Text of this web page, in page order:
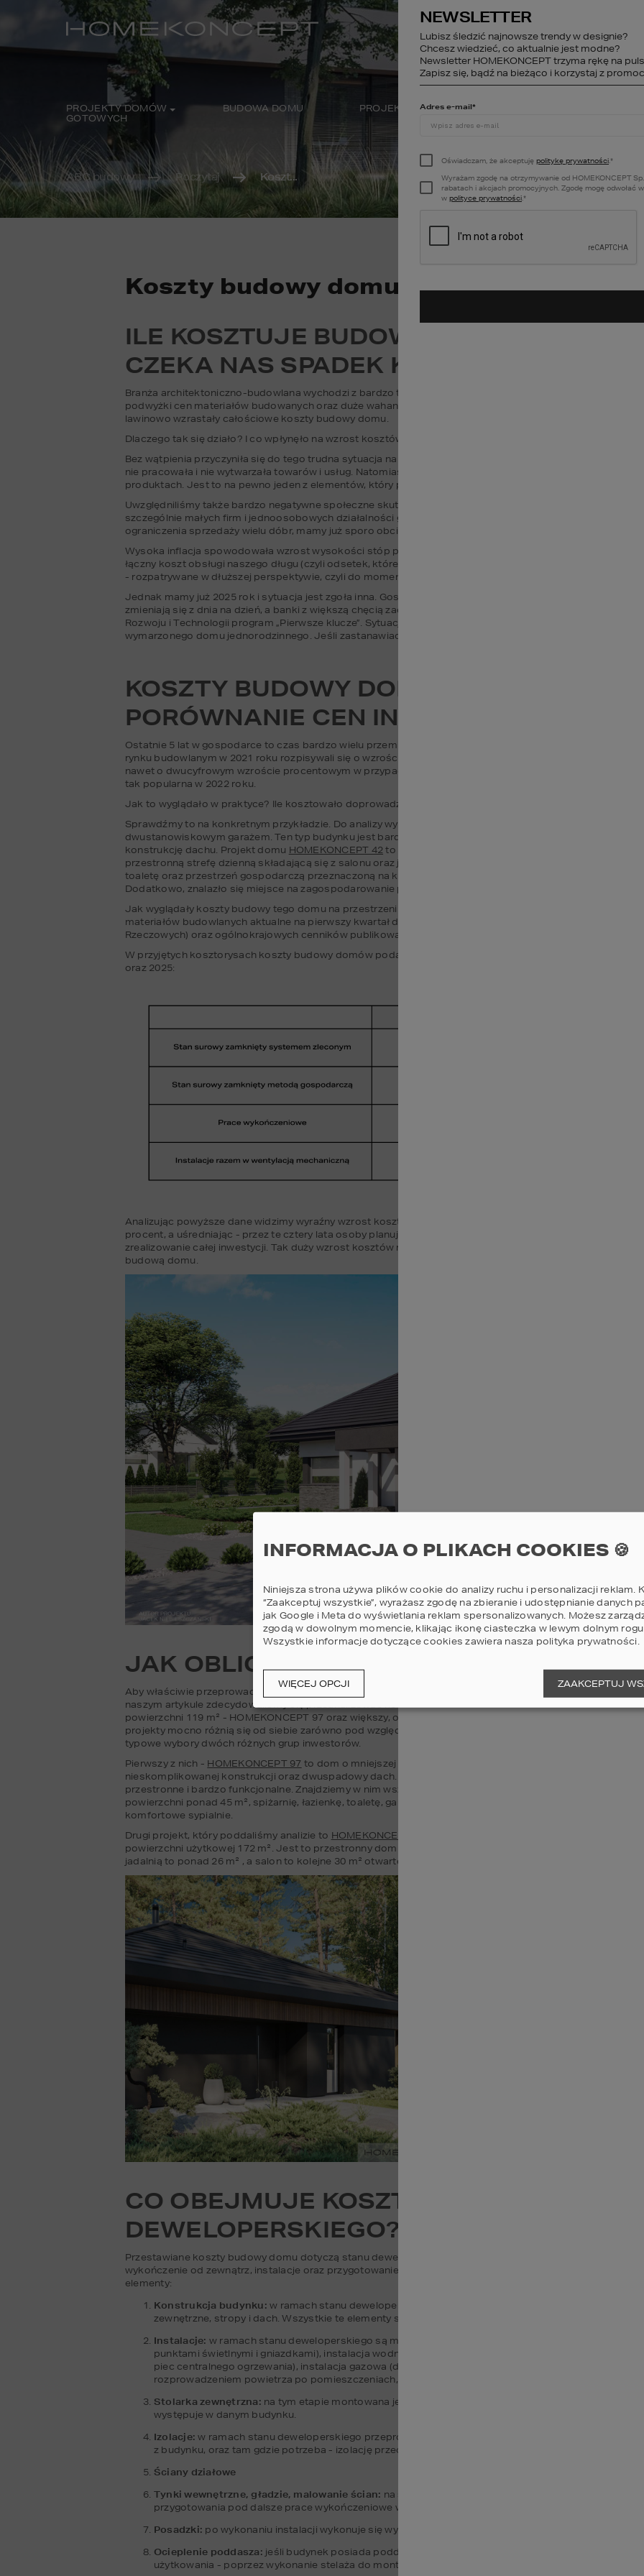
STREFA KLIENTA
PROJEKTY DOMÓW
GOTOWYCH
BUDOWA DOMU PROJEKTY WNĘTRZ
NEWSLETTER
Lubisz śledzić najnowsze trendy w designie?
Chcesz wiedzieć, co aktualnie jest modne?
Newsletter HOMEKONCEPT trzyma rękę na
Zapisz się, bądź na bieżąco i korzystaj z
Adres e-mail*
Oświadczam, że akceptuję politykę prywatności.*
Wyrażam zgodę na otrzymywanie od HOMEKONCEPT
rabatach i akcjach promocyjnych. Zgodę mogę odwołać
w polityce prywatności.*
ABC budowy Poczytaj Koszt...
Koszty budowy domu 2025
ILE KOSZTUJE BUDOWA DOMU. CZY W
CZEKA NAS SPADEK KOSZTÓW?
Branża architektoniczno-budowlana wychodzi z bardzo trudnej sytuacji, jaką przyniósł nam 2022 rok. Był
podwyżki cen materiałów budowanych oraz duże wahania kosztów i usług około-budowlanych. Z
lawinowo wzrastały całościowe koszty budowy domu.
Dlaczego tak się działo? I co wpłynęło na wzrost kosztów budowy domów i mieszkań?
Bez wątpienia przyczyniła się do tego trudna sytuacja na rynkach ogólnoświatowych po pandemii i
nie pracowała i nie wytwarzała towarów i usług. Natomiast wiele państw wprowadzało na rynek pieniądze,
produktach. Jest to na pewno jeden z elementów, który pozwolił rozpędzać się inflacji.
Uwzględniliśmy także bardzo negatywne społeczne skutki pandemii. Mowa oczywiście o wzroście
szczególnie małych firm i jednoosobowych działalności gospodarczych. Jeśli dodamy do tego globalne
ograniczenia sprzedaży wielu dóbr, mamy już sporo obciążeń.
Wysoka inflacja spowodowała wzrost wysokości stóp procentowych, co przełożyło się na dużo wyższe
łączny koszt obsługi naszego długu (czyli odsetek, które musimy zapłacić bankowi) ma również istotny
- rozpatrywane w dłuższej perspektywie, czyli do momentu całkowitej spłaty kredytu hipotecznego.
Jednak mamy już 2025 rok i sytuacja jest zgoła inna. Gospodarka odrabia popandemiczne straty, nie mamy
zmieniają się z dnia na dzień, a banki z większą chęcią zaczęły udzielać kredytów, czekamy także co
Rozwoju i Technologii program „Pierwsze klucze”. Sytuacja zmieniła się na korzyść inwestorów, którzy w
wymarzonego domu jednorodzinnego. Jeśli zastanawiacie się ile kosztuje budowa domu w 2025 roku, to
KOSZTY BUDOWY DOMU W UBIEGŁYCH
PORÓWNANIE CEN INWESTYCJI
Ostatnie 5 lat w gospodarce to czas bardzo wielu przemian. Za nami walka z pandemią oraz rosnącą
rynku budowlanym w 2021 roku rozpisywali się o wzroście cen w tej branży. Rok 2022 przyniósł kolejne
nawet o dwucyfrowym wzroście procentowym w przypadku średniego kosztu budowy domu
tak popularna w 2022 roku.
Jak to wyglądało w praktyce? Ile kosztowało doprowadzenie budynku do stanu surowego zamkniętego?
Sprawdźmy to na konkretnym przykładzie. Do analizy wybraliśmy projekt domu
dwustanowiskowym garażem. Ten typ budynku jest bardzo często wybierany przez inwestorów ze względu
konstrukcję dachu. Projekt domu HOMEKONCEPT 42 to blisko 139 m² powierzchni użytkowej + 36 m²
przestronną strefę dzienną składającą się z salonu oraz jadalni o powierzchni 41 m², obszerną kuchnię ze
toaletę oraz przestrzeń gospodarczą przeznaczoną na kotłownię, pralnię oraz miejsce na przechowywanie
Dodatkowo, znalazło się miejsce na zagospodarowanie pomieszczenia na garderobę.
Jak wyglądały koszty budowy tego domu na przestrzeni ostatnich lat? Prezentowane poniżej kwoty
materiałów budowlanych aktualne na pierwszy kwartał danego roku. Kosztorysy zostały przygotowane na
Rzeczowych) oraz ogólnokrajowych cenników publikowanych kwartalnie przez Sekocenbud.
W przyjętych kosztorysach koszty budowy domów podajemy jako wartości netto, do porównania
oraz 2025:
Analizując powyższe dane widzimy wyraźny wzrost kosztów budowy domu na przestrzeni ostatnich lat.
procent, a uśredniając - przez te cztery lata osoby planujące rozpocząć budowę swojego domu musiały
zrealizowanie całej inwestycji. Tak duży wzrost kosztów niewątpliwie wpłynął na wiele decyzji i
budową domu.
JAK OBLICZYĆ KOSZT BUDOWY DOMU W
Aby właściwie przeprowadzić analizę kosztów budowy domu w 2025 r, trzeba dość dokładnie określić
naszym artykule zdecydowaliśmy się przeanalizować koszty budowy dwóch najpopularniejszych typów
powierzchni 119 m² - HOMEKONCEPT 97 oraz większy, o bardziej skomplikowanej bryle dom o powierzchni
projekty mocno różnią się od siebie zarówno pod względem metrażu jak i stopnia skomplikowania
typowe wybory dwóch różnych grup inwestorów.
Pierwszy z nich - HOMEKONCEPT 97 to dom o mniejszej powierzchni użytkowej - 119 m², bez garażu. Ten
nieskomplikowanej konstrukcji oraz dwuspadowy dach. Pomimo niewielkiej powierzchni, wnętrze domu
przestronne i bardzo funkcjonalne. Znajdziemy w nim wszystko co potrzebne do komfortowego życia, czyli
powierzchni ponad 45 m², spiżarnię, łazienkę, toaletę, gabinet oraz pralnię z pomieszczeniem
komfortowe sypialnie.
Drugi projekt, który poddaliśmy analizie to HOMEKONCEPT 96
powierzchni użytkowej 172 m². Jest to przestronny dom z 4 sypialniami, 3 łazienkami, zapleczem
jadalnią to ponad 26 m² , a salon to kolejne 30 m² otwartej przestrzeni.
CO OBEJMUJE KOSZTORYS
DEWELOPERSKIEGO?
Przestawiane koszty budowy domu dotyczą stanu deweloperskiego. Jest to etap budowy domu, który
wykończenie od zewnątrz, instalacje oraz przygotowanie do prac wykończeniowych wewnątrz budynku. A
elementy:
Konstrukcja budynku: w ramach stanu deweloperskiego zostaje zrealizowana konstrukcja nośna
zewnętrzne, stropy i dach. Wszystkie te elementy są zbudowane zgodnie z projektem
Instalacje: w ramach stanu deweloperskiego są montowane podstawowe instalacje budynku, takie
punktami świetlnymi i gniazdkami), instalacja wodno-kanalizacyjna (rury, zawory, przyłącza), instalacja
piec centralnego ogrzewania), instalacja gazowa (doprowadzenie gazu do pieca CO), instalacja
rozprowadzeniem powietrza po pomieszczeniach, montaż czerpni oraz wyrzutni) oraz podstawowe
Stolarka zewnętrzna: na tym etapie montowana jest stolarka zewnętrzna, czyli okna i drzwi
występuje w danym budynku.
Izolacje: w ramach stanu deweloperskiego przeprowadza się izolację budynku. Obejmuje to izolację
z budynku, oraz tam gdzie potrzeba - izolację przeciw-wodną, zabezpieczającą budynek przed
Ściany działowe
Tynki wewnętrzne, gładzie, malowanie ścian: na ścianach wewnętrznych budynku nakładane są
przygotowania pod dalsze prace wykończeniowe wraz z malowaniem.
Posadzki: po wykonaniu instalacji wykonuje się wylewki betonowe we wszystkich pomieszczeniach.
Ocieplenie poddasza: jeśli budynek posiada poddasze, w tym etapie przeprowadza się ocieplenie i
użytkowania - poprzez wykonanie stelaża do montażu płyt G-K oraz montaż samych płyt gipsowo-
INFORMACJA O PLIKACH COOKIES 🍪
Niniejsza strona używa plików cookie do analizy ruchu i personalizacji reklam.
“Zaakceptuj wszystkie”, wyrażasz zgodę na zbieranie i udostępnianie danych
jak Google i Meta do wyświetlania reklam spersonalizowanych. Możesz
zgodą w dowolnym momencie, klikając ikonę ciasteczka w lewym dolnym
Wszystkie informacje dotyczące cookies zawiera nasza polityka prywatności.
WIĘCEJ OPCJI ZAAKCEPTUJ